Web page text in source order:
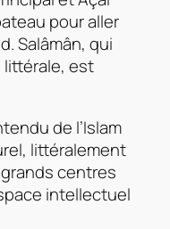
pour aller
Salâmân, qui
littérale, est
de l’Islam
littéralement
centres
intellectuel